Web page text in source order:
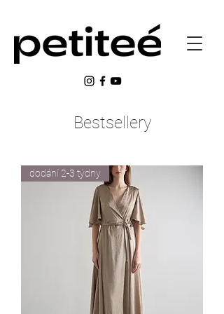
Bestsellery
dodání 2-3 týdny